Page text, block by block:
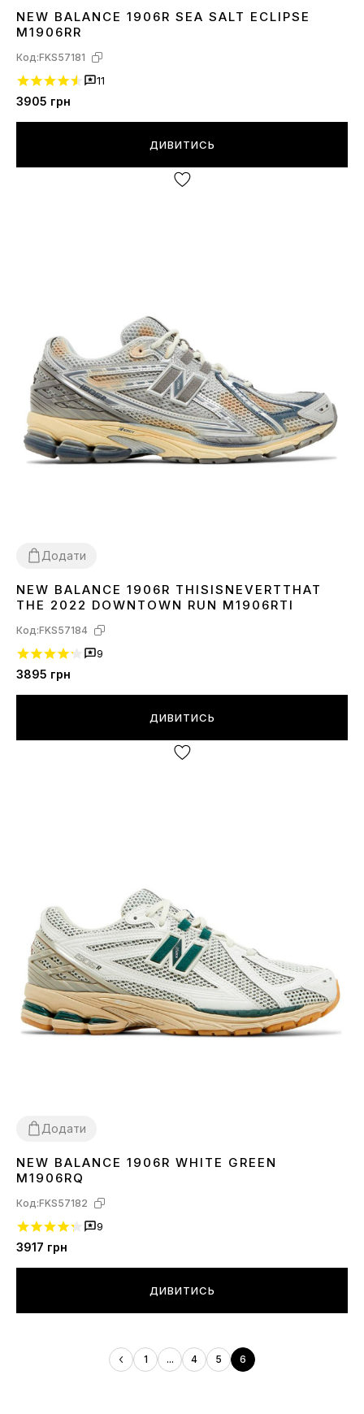
3637 3840414243
NEW BALANCE 1906R SEA SALT ECLIPSE
M1906RR
Код:FKS57181
11
3905 грн
ДИВИТИСЬ
Додати
37
NEW BALANCE 1906R THISISNEVERTTHAT
THE 2022 DOWNTOWN RUN M1906RTI
Код:FKS57184
9
3895 грн
ДИВИТИСЬ
Додати
41
NEW BALANCE 1906R WHITE GREEN
M1906RQ
Код:FKS57182
9
3917 грн
ДИВИТИСЬ
1 ... 4 5 6